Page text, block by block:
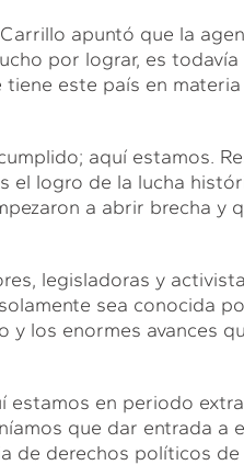
apuntó que la
por lograr, es
este país en
aquí estamos.
el logro de la lucha
a abrir brecha y
legisladoras y
sea conocida
los enormes avances
estamos en periodo
que dar entrada a
de derechos políticos de